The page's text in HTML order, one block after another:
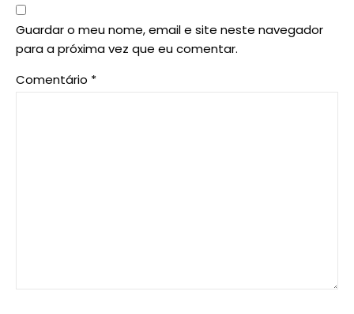
Guardar o meu nome, email e site neste navegador
para a próxima vez que eu comentar.
Comentário *